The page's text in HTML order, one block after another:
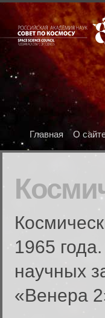
Главная О
1965
научных
«Венера